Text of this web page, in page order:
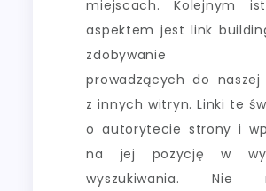
miejscach. Kolejnym
aspektem jest link
zdobywanie
prowadzących do
z innych witryn. Linki te
o autorytecie strony i
na jej pozycję w
wyszukiwania. Nie